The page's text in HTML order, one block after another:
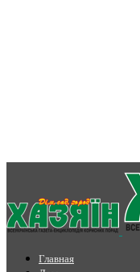
Главная